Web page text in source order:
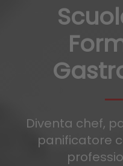
Diventa chef,
panificatore